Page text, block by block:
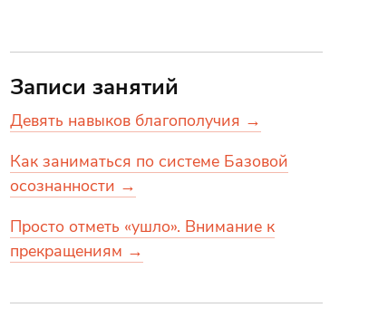
Записи занятий
Девять навыков благополучия →
Как заниматься по системе Базовой
осознанности →
Просто отметь «ушло». Внимание к
прекращениям →